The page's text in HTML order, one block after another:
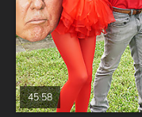
45:58